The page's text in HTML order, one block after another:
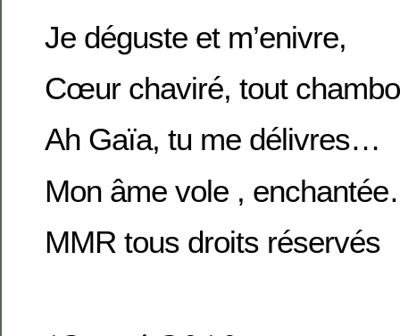
Je déguste et m’enivre,
Cœur chaviré, tout
Ah Gaïa, tu me délivres…
Mon âme vole ,
MMR tous droits réservés